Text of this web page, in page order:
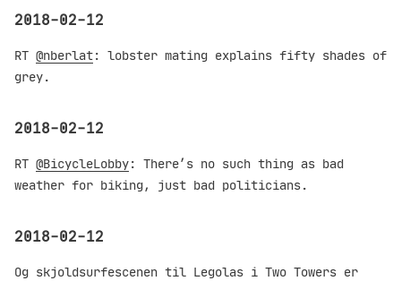
2018-02-12
RT @nberlat: lobster mating explains fifty shades of
grey.
2018-02-12
RT @BicycleLobby: There’s no such thing as bad
weather for biking, just bad politicians.
2018-02-12
Og skjoldsurfescenen til Legolas i Two Towers er